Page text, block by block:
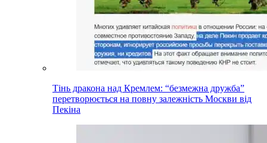
Тінь дракона над Кремлем: “безмежна дружба”
перетворюється на повну залежність Москви від
Пекіна